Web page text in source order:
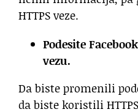
HTTPS veze.
Podesite
vezu.
Da biste promenili
da biste koristili